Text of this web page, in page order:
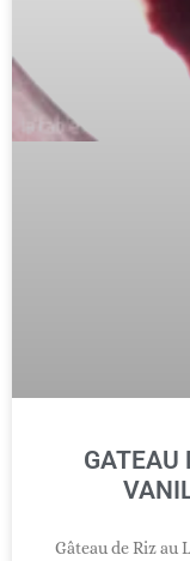
GATEAU
Gâteau de Riz au